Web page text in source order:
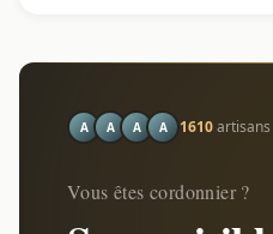
A A A A 1610
Vous êtes cordonnier ?